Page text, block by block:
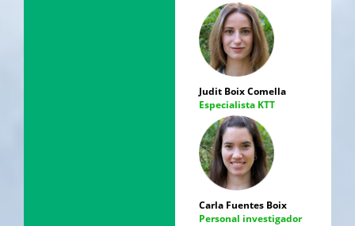
Judit Boix Comella
Especialista KTT
Carla Fuentes Boix
Personal investigador